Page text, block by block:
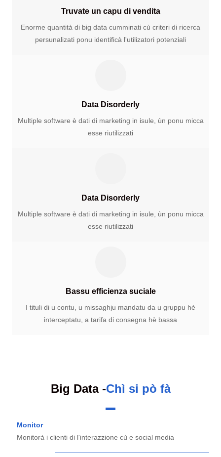
Truvate un capu di vendita
Enorme quantità di big data cumminati cù criteri di ricerca
persunalizati ponu identificà l'utilizatori potenziali
Data Disorderly
Multiple software è dati di marketing in isule, ùn ponu micca
esse riutilizzati
Data Disorderly
Multiple software è dati di marketing in isule, ùn ponu micca
esse riutilizzati
Bassu efficienza suciale
I tituli di u contu, u missaghju mandatu da u gruppu hè
interceptatu, a tarifa di consegna hè bassa
Big Data -Chì si pò fà
Monitor
Monitorà i clienti di l'interazzione cù e social media